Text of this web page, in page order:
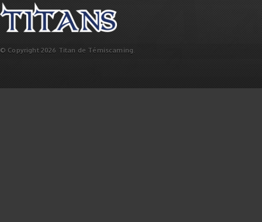
© Copyright 2026 Titan de Témiscaming.